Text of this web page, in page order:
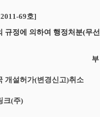
69호]
규정에 의하여 행정처분(무
개설허가(변경신고)취소
크(주)